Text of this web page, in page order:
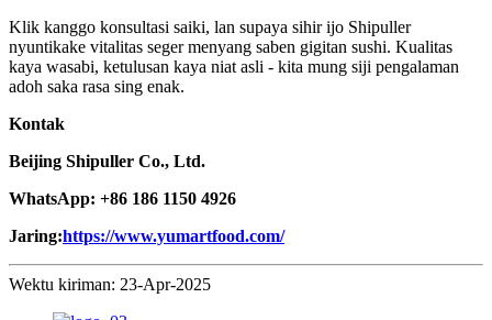
Klik kanggo konsultasi saiki, lan supaya sihir ijo Shipuller
nyuntikake vitalitas seger menyang saben gigitan sushi. Kualitas
kaya wasabi, ketulusan kaya niat asli - kita mung siji pengalaman
adoh saka rasa sing enak.
Kontak
Beijing Shipuller Co., Ltd.
WhatsApp: +86 186 1150 4926
Jaring:https://www.yumartfood.com/
Wektu kiriman: 23-Apr-2025